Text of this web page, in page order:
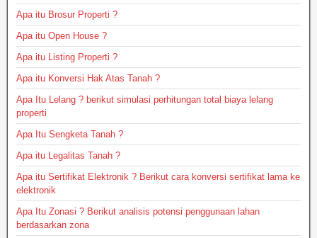
Apa itu Brosur Properti ?
Apa itu Open House ?
Apa itu Listing Properti ?
Apa itu Konversi Hak Atas Tanah ?
Apa Itu Lelang ? berikut simulasi perhitungan total biaya lelang
properti
Apa Itu Sengketa Tanah ?
Apa itu Legalitas Tanah ?
Apa itu Sertifikat Elektronik ? Berikut cara konversi sertifikat lama ke
elektronik
Apa Itu Zonasi ? Berikut analisis potensi penggunaan lahan
berdasarkan zona